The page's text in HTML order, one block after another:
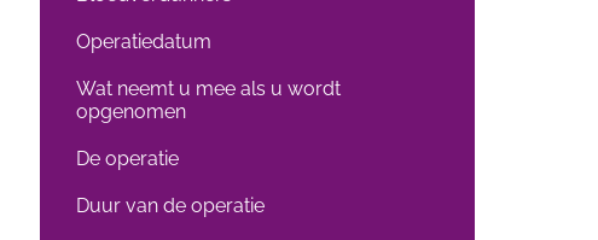
Operatiedatum
Wat neemt u mee als u wordt
opgenomen
De operatie
Duur van de operatie